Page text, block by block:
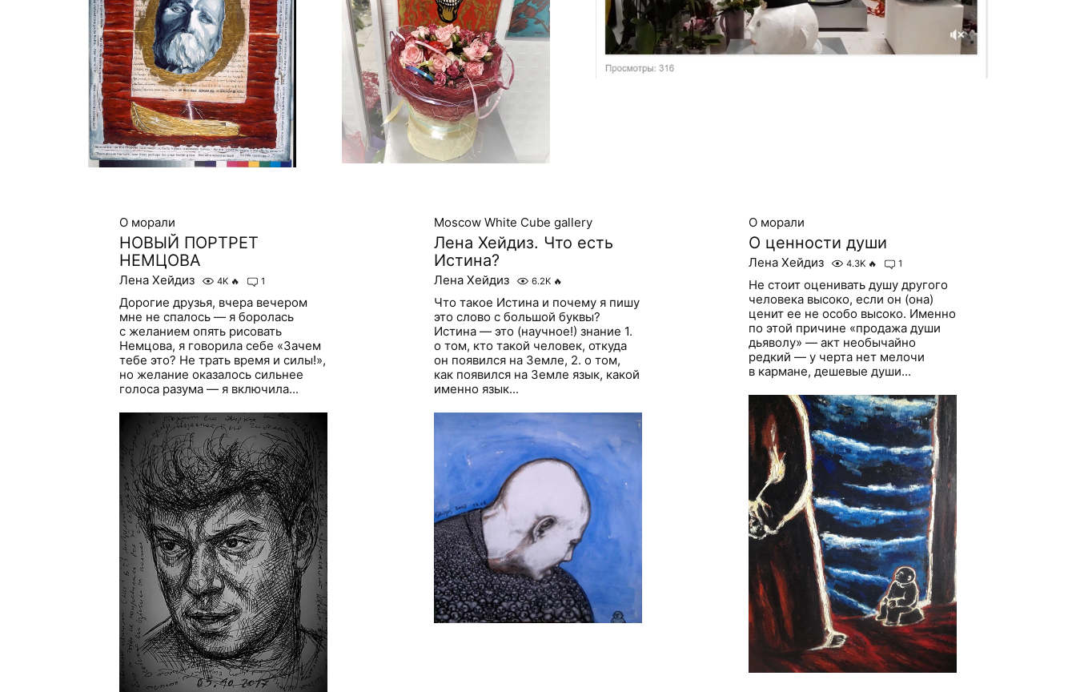
О морали
НОВЫЙ ПОРТРЕТ
НЕМЦОВА
Лена Хейдиз 4K 🔥 1
Дорогие друзья, вчера вечером
мне не спалось — я боролась
с желанием опять рисовать
Немцова, я говорила себе «Зачем
тебе это? Не трать время и силы!»,
но желание оказалось сильнее
голоса разума — я включила...
Moscow White Cube gallery
Лена Хейдиз. Что есть
Истина?
Лена Хейдиз 6.2K 🔥
Что такое Истина и почему я пишу
это слово с большой буквы?
Истина — это (научное!) знание 1.
о том, кто такой человек, откуда
он появился на Земле, 2. о том,
как появился на Земле язык, какой
именно язык...
О морали
О ценности души
Лена Хейдиз 4.3K 🔥 1
Не стоит оценивать душу другого
человека высоко, если он (она)
ценит ее не особо высоко. Именно
по этой причине «продажа души
дьяволу» — акт необычайно
редкий — у черта нет мелочи
в кармане, дешевые души...